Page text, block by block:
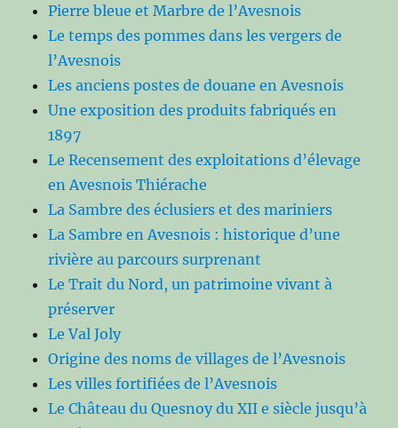
Pierre bleue et Marbre de l’Avesnois
Le temps des pommes dans les vergers de
l’Avesnois
Les anciens postes de douane en Avesnois
Une exposition des produits fabriqués en
1897
Le Recensement des exploitations d’élevage
en Avesnois Thiérache
La Sambre des éclusiers et des mariniers
La Sambre en Avesnois : historique d’une
rivière au parcours surprenant
Le Trait du Nord, un patrimoine vivant à
préserver
Le Val Joly
Origine des noms de villages de l’Avesnois
Les villes fortifiées de l’Avesnois
Le Château du Quesnoy du XII e siècle jusqu’à